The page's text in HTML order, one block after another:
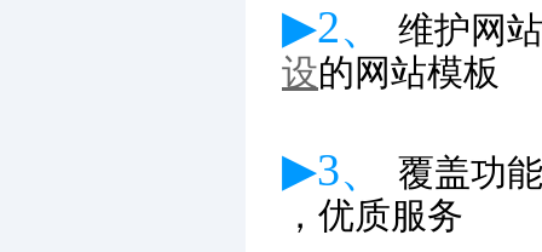
▶2、
维护网
设的网站模板
▶3、
覆盖功
，优质服务